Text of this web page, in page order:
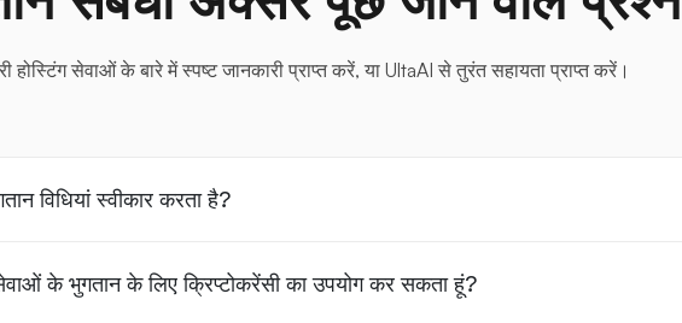
होस्टिंग सेवाओं के बारे में स्पष्ट जानकारी प्राप्त करें, या UltaAI से तुरंत सहायता प्राप्त करें।
विधियां स्वीकार करता है?
के भुगतान के लिए क्रिप्टोकरेंसी का उपयोग कर सकता हूं?